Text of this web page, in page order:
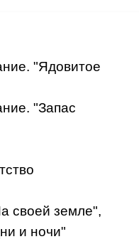
"Ядовитое
"Запас
своей земле",
и ночи"